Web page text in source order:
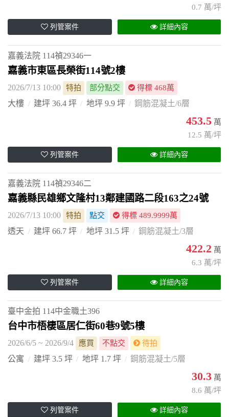
0.7 萬/坪
列管案件 詳細內容
嘉義法院 114禎29346一
嘉義市東區長榮街114號2樓
2026/7/13 10:00 特拍 部分點交 得標 468萬
大樓 建坪 36.4 坪 地坪 9.9 坪 鋼筋混凝土/6層
453.5 萬
12.5 萬/坪
列管案件 詳細內容
嘉義法院 114禎29346二
嘉義縣民雄鄉文隆村13鄰建國路二段163之24號
2026/7/13 10:00 特拍 點交 得標 489.9999萬
透天 建坪 66.7 坪 地坪 31.5 坪 鋼筋混凝土/3層
422.2 萬
6.3 萬/坪
列管案件 詳細內容
臺中金拍 114中金職土396
台中市梧棲區居仁街60巷9號5樓
2026/6/5 ~ 2026/9/4 應買 不點交 待拍
公寓 建坪 3.5 坪 地坪 1.7 坪 鋼筋混凝土/5層
30.3 萬
8.6 萬/坪
列管案件 詳細內容